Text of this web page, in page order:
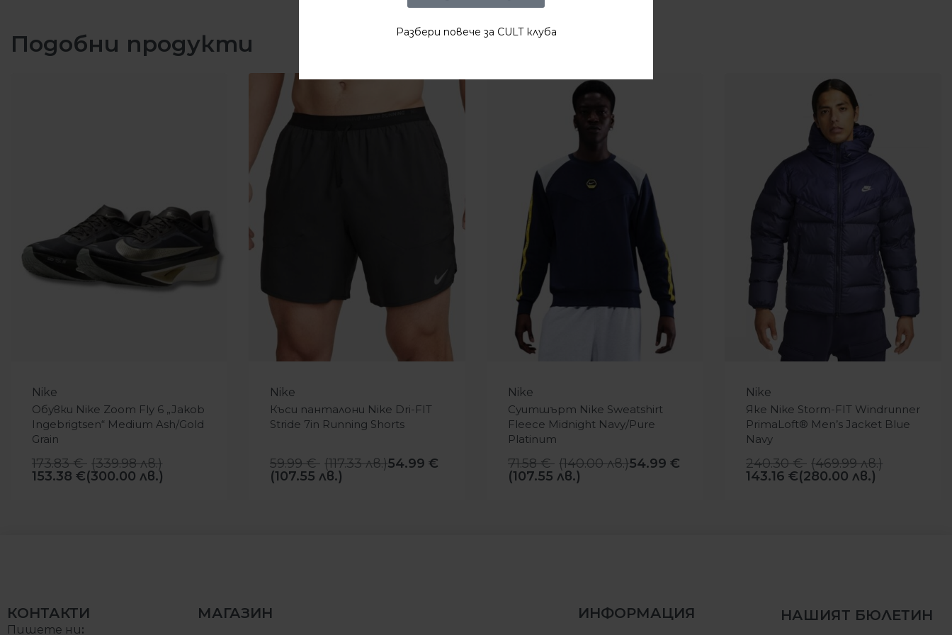
Подобни продукти
Nike
Обувки Nike Zoom Fly 6 „Jakob
Ingebrigtsen“ Medium Ash/Gold
Grain
173.83€ (339.98лв.)
153.38 €(300.00 лв.)
Nike
Къси панталони Nike Dri-FIT
Stride 7in Running Shorts
59.99€ (117.33лв.)54.99€
(107.55 лв.)
Nike
Суитшърт Nike Sweatshirt
Fleece Midnight Navy/Pure
Platinum
71.58€ (140.00лв.)54.99€
(107.55 лв.)
Nike
Яке Nike Storm-FIT Windrunner
PrimaLoft® Men’s Jacket Blue
Navy
240.30€ (469.99лв.)
143.16 €(280.00 лв.)
КОНТАКТИ
Пишете ни:
МАГАЗИН ИНФОРМАЦИЯ НАШИЯТ БЮЛЕТИН
Разбери повече за CULT клуба